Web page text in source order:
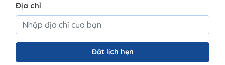
Địa chỉ
Đặt lịch hẹn